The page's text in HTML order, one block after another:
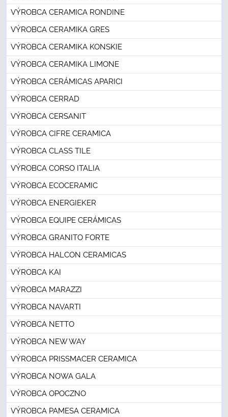
VÝROBCA CERAMICA RONDINE
VÝROBCA CERAMIKA GRES
VÝROBCA CERAMIKA KONSKIE
VÝROBCA CERAMIKA LIMONE
VÝROBCA CERÁMICAS APARICI
VÝROBCA CERRAD
VÝROBCA CERSANIT
VÝROBCA CIFRE CERAMICA
VÝROBCA CLASS TILE
VÝROBCA CORSO ITALIA
VÝROBCA ECOCERAMIC
VÝROBCA ENERGIEKER
VÝROBCA EQUIPE CERÁMICAS
VÝROBCA GRANITO FORTE
VÝROBCA HALCON CERAMICAS
VÝROBCA KAI
VÝROBCA MARAZZI
VÝROBCA NAVARTI
VÝROBCA NETTO
VÝROBCA NEW WAY
VÝROBCA PRISSMACER CERAMICA
VÝROBCA NOWA GALA
VÝROBCA OPOCZNO
VÝROBCA PAMESA CERAMICA